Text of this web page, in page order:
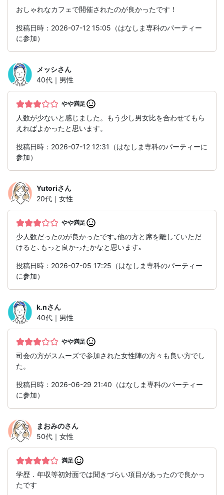
おしゃれなカフェで開催されたのが良かったです！
投稿日時：2026-07-12 15:05（はなしま専科のパーティー
に参加）
メッシさん
40代｜男性
やや満足
人数が少ないと感じました。もう少し男女比を合わせてもら
えればよかったと思います。
投稿日時：2026-07-12 12:31（はなしま専科のパーティーに
参加）
Yutoriさん
20代｜女性
やや満足
少人数だったのが良かったです｡他の方と席を離していただ
けると､もっと良かったかなと思います｡
投稿日時：2026-07-05 17:25（はなしま専科のパーティー
に参加）
k.nさん
40代｜男性
やや満足
司会の方がスムーズで参加された女性陣の方々も良い方でし
た。
投稿日時：2026-06-29 21:40（はなしま専科のパーティー
に参加）
まおみのさん
50代｜女性
満足
学歴．年収等初対面では聞きづらい項目があったので良かっ
たです